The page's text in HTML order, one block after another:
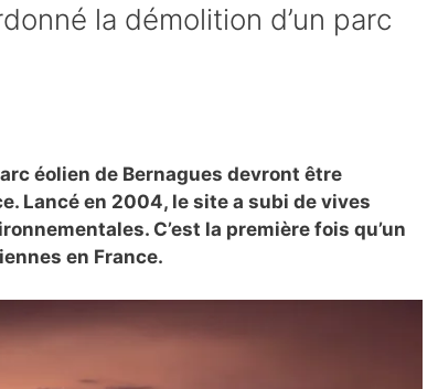
la démolition d’un parc
éolien de Bernagues devront être
Lancé en 2004, le site a subi de vives
C’est la première fois qu’un
en France.